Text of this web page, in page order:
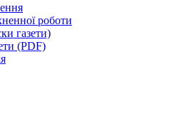
роботи
газети)
(PDF)